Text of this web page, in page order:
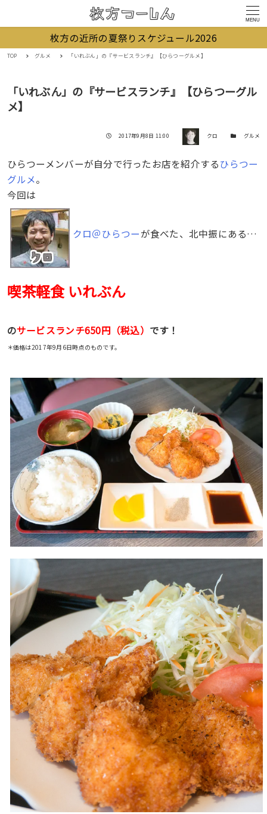
MENU
枚方の近所の夏祭りスケジュール2026
TOP グルメ 「いれぶん」の『サービスランチ』【ひらつーグルメ】
「いれぶん」の『サービスランチ』【ひらつーグル
メ】
投稿日
2017年9月8日 11:00 著者 クロ カテゴリー
グルメ
ひらつーメンバーが自分で行ったお店を紹介するひらつー
グルメ。
今回は
クロ＠ひらつーが食べた、北中振にある…
喫茶軽食 いれぶん
のサービスランチ650円（税込） です！
＊価格は2017年9月6日時点のものです。